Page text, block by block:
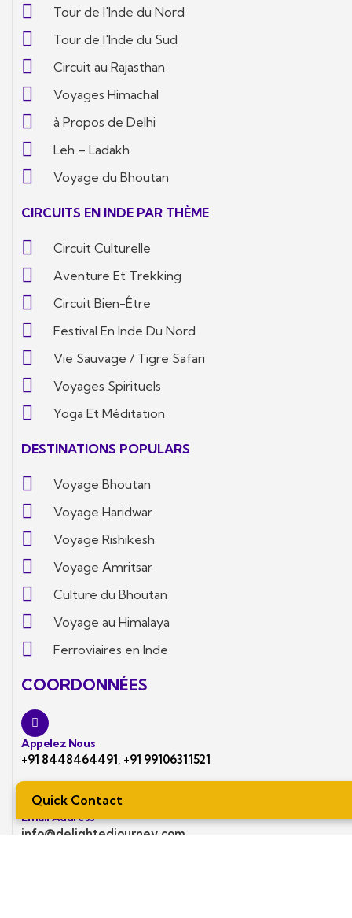
Tour de l'Inde du Nord
Tour de l'Inde du Sud
Circuit au Rajasthan
Voyages Himachal
à Propos de Delhi
Leh – Ladakh
Voyage du Bhoutan
CIRCUITS EN INDE PAR THÈME
Circuit Culturelle
Aventure Et Trekking
Circuit Bien-Être
Festival En Inde Du Nord
Vie Sauvage / Tigre Safari
Voyages Spirituels
Yoga Et Méditation
DESTINATIONS POPULARS
Voyage Bhoutan
Voyage Haridwar
Voyage Rishikesh
Voyage Amritsar
Culture du Bhoutan
Voyage au Himalaya
Ferroviaires en Inde
COORDONNÉES
Appelez Nous
+91 8448464491, +91 99106311521
Email Address
info@delightedjourney.com
Quick Contact